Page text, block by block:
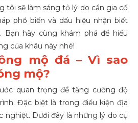
tôi sẽ làm sáng tỏ lý do cần gia cố
phổ biến và dấu hiệu nhận biết
Bạn hãy cùng khám phá để hiểu
của khâu này nhé!
mộ đá – Vì sao
mộ?
quan trọng để tăng cường độ
Đặc biệt là trong điều kiện địa
nghiệt. Dưới đây là những lý do cụ